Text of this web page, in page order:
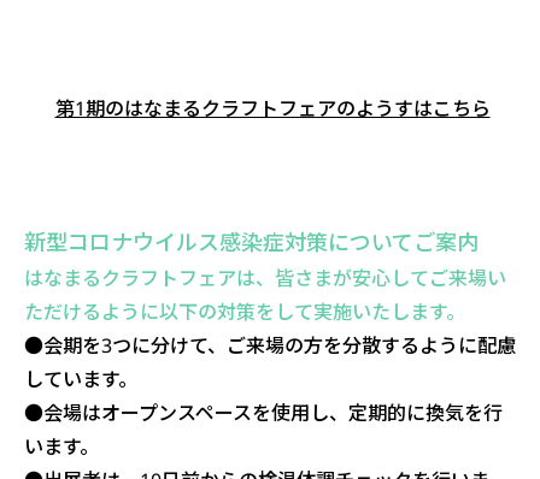
第1期のはなまるクラフトフェアのようすはこちら
新型コロナウイルス感染症対策についてご案内
はなまるクラフトフェアは、皆さまが安心してご来場い
ただけるように以下の対策をして実施いたします。
●会期を3つに分けて、ご来場の方を分散するように配慮
しています。
●会場はオープンスペースを使用し、定期的に換気を行
います。